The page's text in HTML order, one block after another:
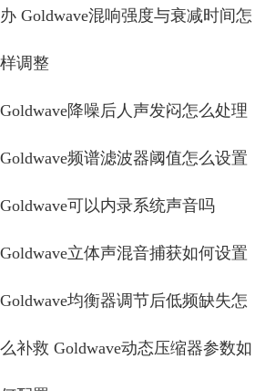
办 Goldwave混响强度与衰减时间怎
样调整
Goldwave降噪后人声发闷怎么处理
Goldwave频谱滤波器阈值怎么设置
Goldwave可以内录系统声音吗
Goldwave立体声混音捕获如何设置
Goldwave均衡器调节后低频缺失怎
么补救 Goldwave动态压缩器参数如